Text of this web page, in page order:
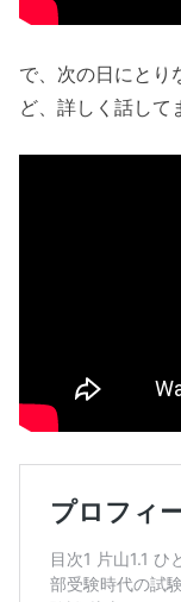
で、次の日にとり
ど、詳しく話して